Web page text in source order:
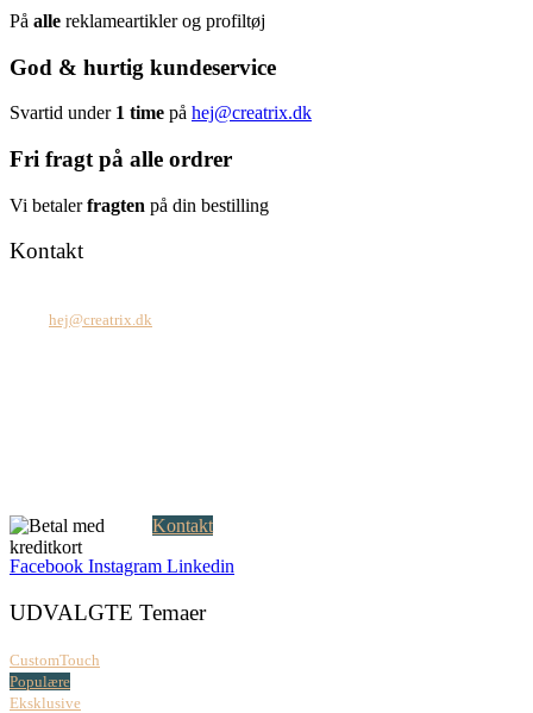
På alle reklameartikler og profiltøj
God & hurtig kundeservice
Svartid under 1 time på hej@creatrix.dk
Fri fragt på alle ordrer
Vi betalerfragten på din bestilling
Kontakt
hej@creatrix.dk
Kontakt
Facebook Instagram Linkedin
UDVALGTE Temaer
CustomTouch
Populære
Eksklusive